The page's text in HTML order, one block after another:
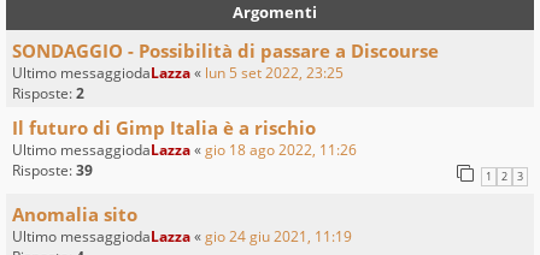
Argomenti
SONDAGGIO - Possibilità di passare a Discourse
Ultimo messaggiodaLazza« lun 5 set 2022, 23:25
Risposte:2
Il futuro di Gimp Italia è a rischio
Ultimo messaggiodaLazza«gio 18 ago 2022, 11:26
Risposte:39 1 2 3
Anomalia sito
Ultimo messaggiodaLazza«gio 24 giu 2021, 11:19